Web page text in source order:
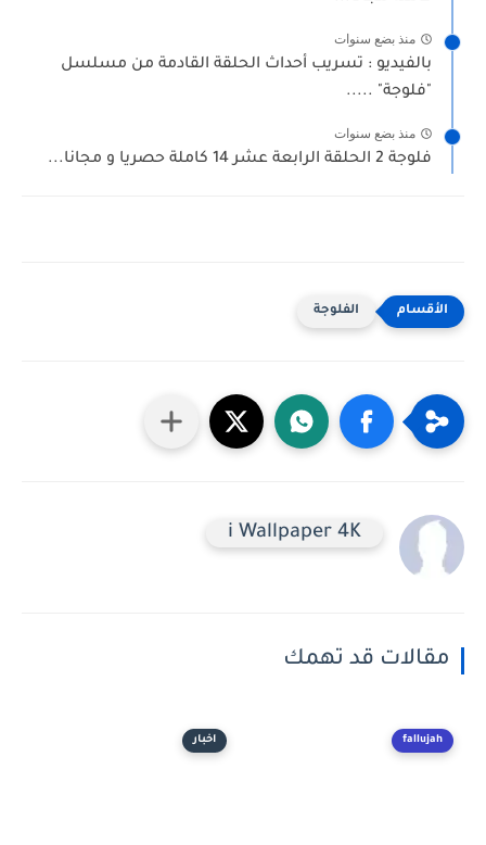
منذ بضع سنوات
بالفيديو : تسريب أحداث الحلقة القادمة من مسلسل
"فلوجة" .....
منذ بضع سنوات
فلوجة 2 الحلقة الرابعة عشر 14 كاملة حصريا و مجانا...
الفلوجة
i Wallpaper 4K
مقالات قد تهمك
fallujah اخبار